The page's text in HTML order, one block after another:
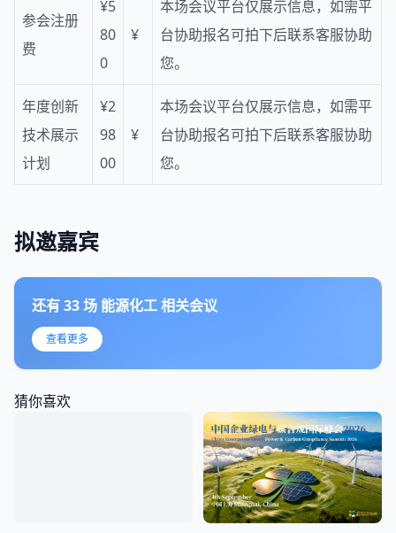
参会注册
费
¥5
80
0
¥
本场会议平台仅展示信息，如需平
台协助报名可拍下后联系客服协助
您。
年度创新
技术展示
计划
¥2
98
00
¥
本场会议平台仅展示信息，如需平
台协助报名可拍下后联系客服协助
您。
拟邀嘉宾
还有33场 能源化工相关会议
查看更多
猜你喜欢